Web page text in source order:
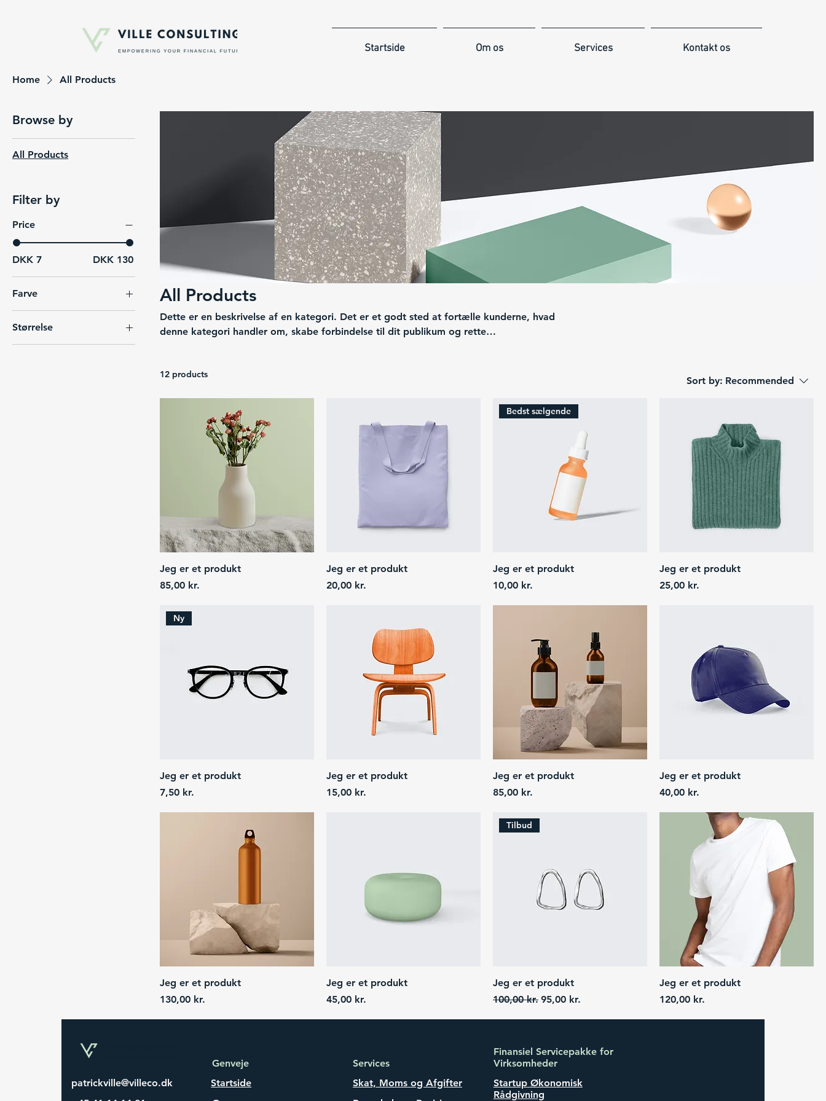
Startside Om os Services Kontakt os
Home All Products
Browse by
All Products
Filter by
Price
DKK 7 DKK 130
Farve
Størrelse
All Products
Dette er en beskrivelse af en kategori. Det er et godt sted at fortælle kunderne, hvad
denne kategori handler om, skabe forbindelse til dit publikum og rette
12 products
Sort by: Recommended
Jeg er et produkt
Price
85,00 kr.
Jeg er et produkt
Price
20,00 kr.
Bedst sælgende
Jeg er et produkt
Price
10,00 kr.
Jeg er et produkt
Price
25,00 kr.
Ny
Jeg er et produkt
Price
7,50 kr.
Jeg er et produkt
Price
15,00 kr.
Jeg er et produkt
Price
85,00 kr.
Jeg er et produkt
Price
40,00 kr.
Jeg er et produkt
Price
130,00 kr.
Jeg er et produkt
Price
45,00 kr.
Tilbud
Jeg er et produkt
Regular Price
100,00 kr. Sale Price
95,00 kr.
Jeg er et produkt
Price
120,00 kr.
patrickville@villeco.dk
Genveje
Startside
Services
Skat, Moms og Afgifter
Finansiel Servicepakke for
Virksomheder
Startup Økonomisk
Rådgivning